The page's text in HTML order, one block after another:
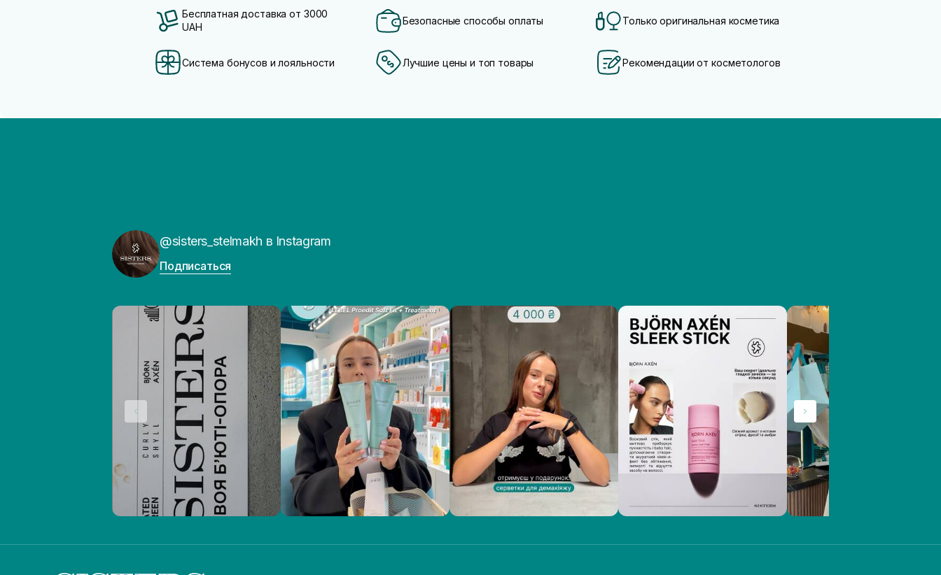
Бесплатная доставка от 3000
UAH
Безопасные способы оплаты Только оригинальная косметика
Система бонусов и лояльности Лучшие цены и топ товары Рекомендации от косметологов
@sisters_stelmakh в Instagram
Подписаться